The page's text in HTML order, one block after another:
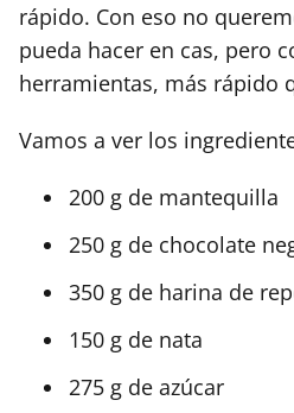
rápido. Con eso no
pueda hacer en cas, pero
herramientas, más rápido
Vamos a ver los
200 g de mantequilla
250 g de chocolate
350 g de harina de
150 g de nata
275 g de azúcar